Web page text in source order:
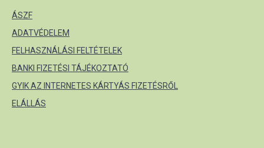
ÁSZF
ADATVÉDELEM
FELHASZNÁLÁSI FELTÉTELEK
BANKI FIZETÉSI TÁJÉKOZTATÓ
GYIK AZ INTERNETES KÁRTYÁS FIZETÉSRŐL
ELÁLLÁS